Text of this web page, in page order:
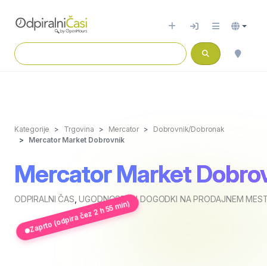
Kategorije Trgovina Mercator
Dobrovnik/Dobronak
Mercator Market Dobrovnik
Mercator Market
ODPIRALNI ČAS ,UGODNOSTI IN DOGODKI NA PRODAJNEM
Zaprto (odpira čez 2 h 55 min)